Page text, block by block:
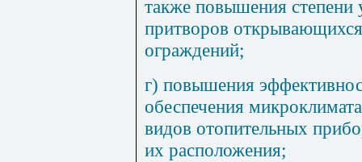
также повышения степени
притворов
ограждений;
г) повышения
обеспечения
видов отопительных
их расположения;